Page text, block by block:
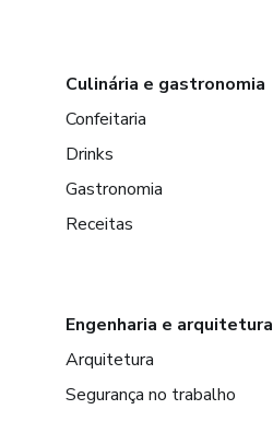
Culinária e gastronomia
Confeitaria
Drinks
Gastronomia
Receitas
Engenharia e arquitetura
Arquitetura
Segurança no trabalho